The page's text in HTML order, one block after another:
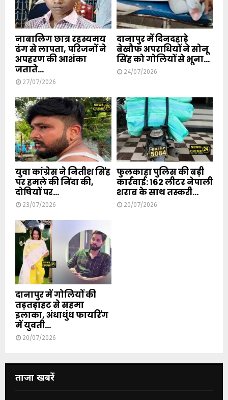
नाबालिग छात्र रहस्यमय
ढंग से लापता, परिजनों ने
अपहरण की आशंका
जताते...
27/07/2026
दानापुर में दिनदहाड़े
बेखौफ अपराधियों ने सोनू
सिंह को गोलियों से भूना...
24/07/2026
युवा कांग्रेस ने नितीश सिंह
पर हमले की निंदा की,
दोषियों पर...
23/07/2026
फुलकाहा पुलिस की बड़ी
कार्रवाई: 162 लीटर नेपाली
शराब के साथ तस्करी...
20/07/2026
दानापुर में गोलियों की
तड़तड़ाहट से सहमा
इलाका, अंधाधुंध फायरिंग
में युवती...
20/07/2026
ताजा खबरें